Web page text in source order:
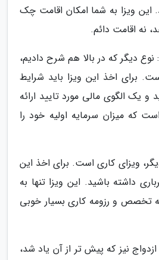
این ویزا به شما امکان اقامت چک
نه اقامت دائم.
نوع دیگر که در بالا هم شرح دادیم،
برای اخذ این ویزا باید شرایط
یک الگوی مالی مورد تایید ارائه
که میزان سرمایه اولیه خود را
ویزای کاری است. برای اخذ این
داشته باشید. این ویزا تنها به
تخصص و رزومه کاری بسیار خوبی
ازدواج نیز که پیش تر از آن یاد شد،